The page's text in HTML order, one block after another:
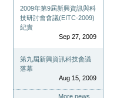
2009年第9屆新興資訊與科
技研討會會議(EITC-2009)
紀實
Sep 27, 2009
第九屆新興資訊科技會議
落幕
Aug 15, 2009
More news…